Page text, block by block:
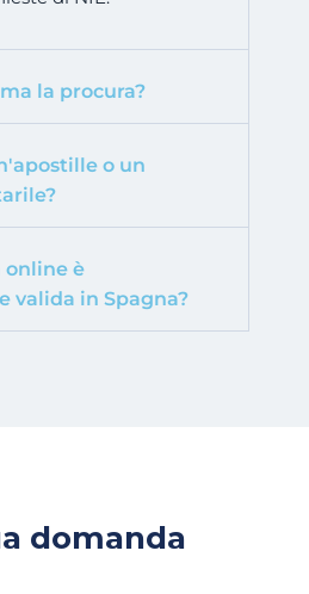
la procura?
o un
online è
valida in Spagna?
domanda